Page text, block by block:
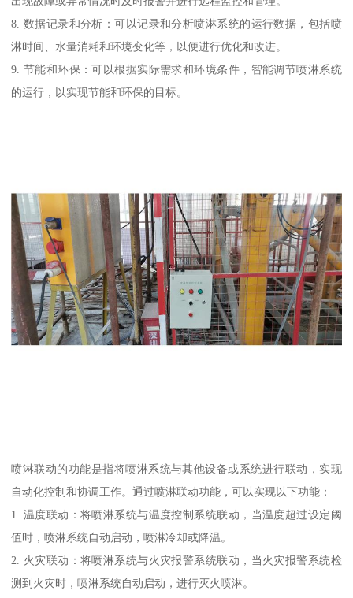
8. 数据记录和分析：可以记录和分析喷淋系统的运行数据，包括喷
淋时间、水量消耗和环境变化等，以便进行优化和改进。
9. 节能和环保：可以根据实际需求和环境条件，智能调节喷淋系统
的运行，以实现节能和环保的目标。
喷淋联动的功能是指将喷淋系统与其他设备或系统进行联动，实现
自动化控制和协调工作。通过喷淋联动功能，可以实现以下功能：
1. 温度联动：将喷淋系统与温度控制系统联动，当温度超过设定阈
值时，喷淋系统自动启动，喷淋冷却或降温。
2. 火灾联动：将喷淋系统与火灾报警系统联动，当火灾报警系统检
测到火灾时，喷淋系统自动启动，进行灭火喷淋。